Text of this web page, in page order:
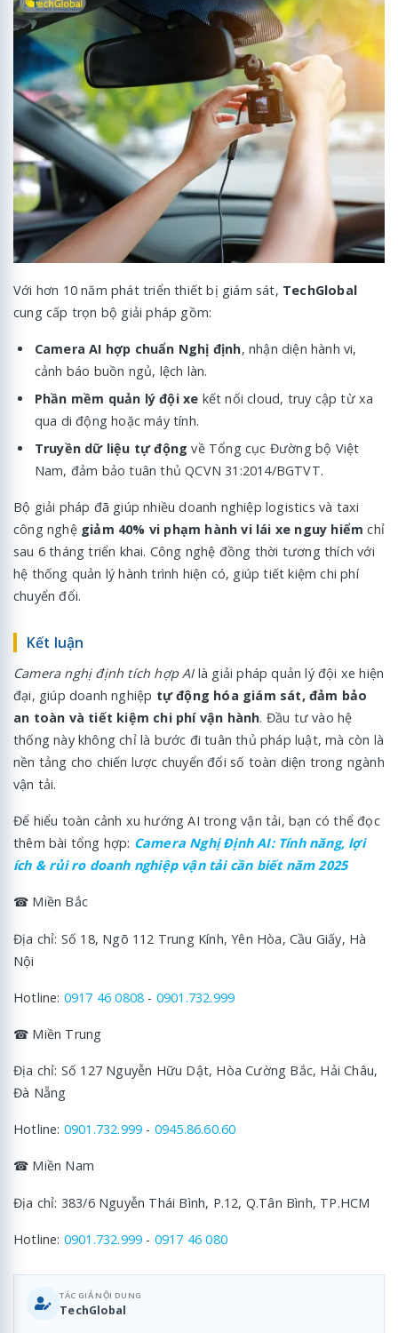
Với hơn 10 năm phát triển thiết bị giám sát, TechGlobal
cung cấp trọn bộ giải pháp gồm:
Camera AI hợp chuẩn Nghị định, nhận diện hành vi,
cảnh báo buồn ngủ, lệch làn.
Phần mềm quản lý đội xe kết nối cloud, truy cập từ xa
qua di động hoặc máy tính.
Truyền dữ liệu tự động về Tổng cục Đường bộ Việt
Nam, đảm bảo tuân thủ QCVN 31:2014/BGTVT.
Bộ giải pháp đã giúp nhiều doanh nghiệp logistics và taxi
công nghệ giảm 40% vi phạm hành vi lái xe nguy hiểm chỉ
sau 6 tháng triển khai. Công nghệ đồng thời tương thích với
hệ thống quản lý hành trình hiện có, giúp tiết kiệm chi phí
chuyển đổi.
Kết luận
Camera nghị định tích hợp AIlà giải pháp quản lý đội xe hiện
đại, giúp doanh nghiệp tự động hóa giám sát, đảm bảo
an toàn và tiết kiệm chi phí vận hành. Đầu tư vào hệ
thống này không chỉ là bước đi tuân thủ pháp luật, mà còn là
nền tảng cho chiến lược chuyển đổi số toàn diện trong ngành
vận tải.
Để hiểu toàn cảnh xu hướng AI trong vận tải, bạn có thể đọc
thêm bài tổng hợp: Camera Nghị Định AI: Tính năng, lợi
ích & rủi ro doanh nghiệp vận tải cần biết năm 2025
☎ Miền Bắc
Địa chỉ: Số 18, Ngõ 112 Trung Kính, Yên Hòa, Cầu Giấy, Hà
Nội
Hotline: 0917 46 0808 - 0901.732.999
☎ Miền Trung
Địa chỉ: Số 127 Nguyễn Hữu Dật, Hòa Cường Bắc, Hải Châu,
Đà Nẵng
Hotline: 0901.732.999 - 0945.86.60.60
☎ Miền Nam
Địa chỉ: 383/6 Nguyễn Thái Bình, P.12, Q.Tân Bình, TP.HCM
Hotline: 0901.732.999 - 0917 46 080
TÁC GIẢ NỘI DUNG
TechGlobal